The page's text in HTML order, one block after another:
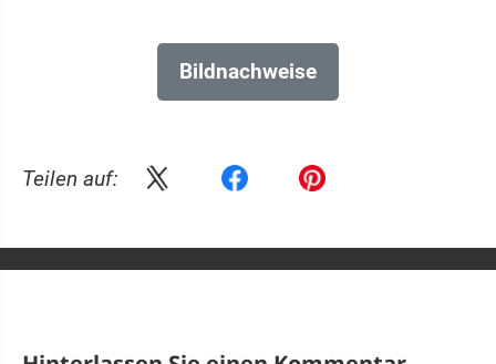
Bildnachweise
Teilen auf: